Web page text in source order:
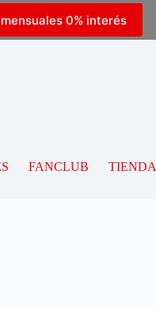
0% interés
FANCLUB TIENDA